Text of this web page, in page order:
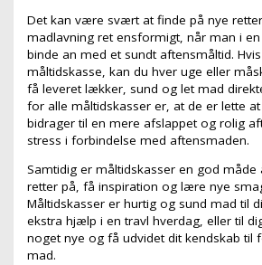
Det kan være svært at finde på nye
madlavning ret ensformigt, når man i
binde an med et sundt aftensmåltid.
måltidskasse, kan du hver uge eller
få leveret lækker, sund og let mad
for alle måltidskasser er, at de er lette
bidrager til en mere afslappet og rolig
stress i forbindelse med aftensmaden.
Samtidig er måltidskasser en god måde
retter på, få inspiration og lære nye
Måltidskasser er hurtig og sund mad til
ekstra hjælp i en travl hverdag, eller til
noget nye og få udvidet dit kendskab til
mad.